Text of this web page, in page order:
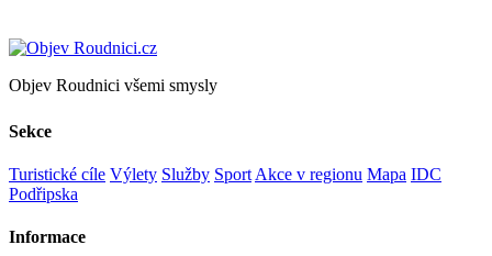
Objev Roudnici všemi smysly
Sekce
Turistické cíle Výlety Služby Sport Akce v regionu Mapa IDC
Podřipska
Informace